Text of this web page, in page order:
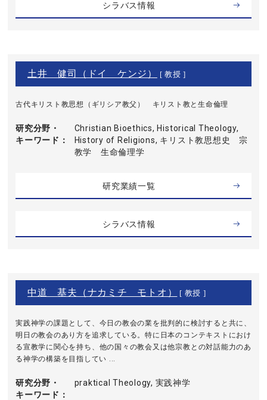
シラバス情報
土井 健司（ドイ ケンジ） [ 教授 ]
古代キリスト教思想（ギリシア教父） キリスト教と生命倫理
研究分野・
キーワード
Christian Bioethics, Historical Theology,
History of Religions, キリスト教思想史 宗
教学 生命倫理学
研究業績一覧
シラバス情報
中道 基夫（ナカミチ モトオ） [ 教授 ]
実践神学の課題として、今日の教会の業を批判的に検討すると共に、
明日の教会のあり方を追求している。特に日本のコンテキストにおけ
る宣教学に関心を持ち、他の国々の教会又は他宗教との対話能力のあ
る神学の構築を目指してい ...
研究分野・
キーワード
praktical Theology, 実践神学